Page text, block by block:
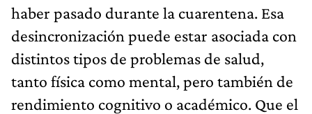
haber pasado durante la cuarentena. Esa
desincronización puede estar asociada con
distintos tipos de problemas de salud,
tanto física como mental, pero también de
rendimiento cognitivo o académico. Que el